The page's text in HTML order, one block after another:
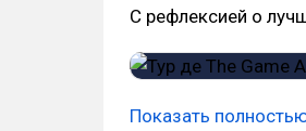
С рефлексией о
Показать